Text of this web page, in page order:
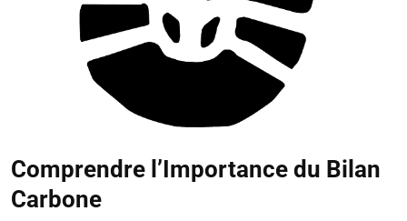
Comprendre l’Importance du Bilan
Carbone